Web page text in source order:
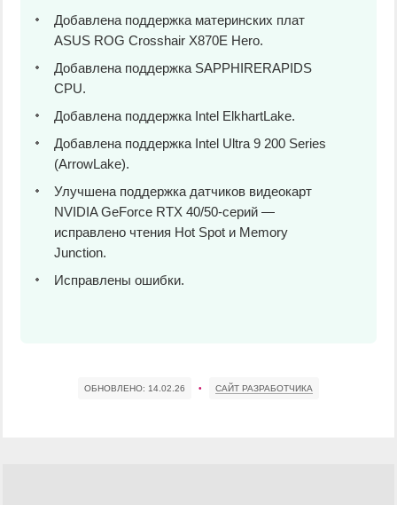
Добавлена поддержка материнских плат
ASUS ROG Crosshair X870E Hero.
Добавлена поддержка SAPPHIRERAPIDS
CPU.
Добавлена поддержка Intel ElkhartLake.
Добавлена поддержка Intel Ultra 9 200 Series
(ArrowLake).
Улучшена поддержка датчиков видеокарт
NVIDIA GeForce RTX 40/50-серий —
исправлено чтения Hot Spot и Memory
Junction.
Исправлены ошибки.
ОБНОВЛЕНО: 14.02.26 • САЙТ РАЗРАБОТЧИКА